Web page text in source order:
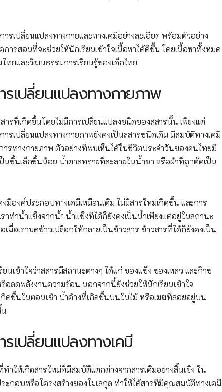
เปลี่ยนแปลงทางกายและทางเคมีอย่างละเอียด พร้อมตัวอย่าง
ารสอนที่จะช่วยให้นักเรียนเข้าใจเนื้อหาได้ดีขึ้น โดยเนื้อหาทั้งหมด
ทยและวัฒนธรรมการเรียนรู้ของเด็กไทย
เปลี่ยนแปลงทางกายภาพ
รที่เกิดขึ้นโดยไม่มีการเปลี่ยนแปลงชนิดของสสารนั้น เพียงแต่
รเปลี่ยนแปลงทางกายภาพยังคงเป็นสสารชนิดเดิม มีสมบัติทางเคมี
รทางกายภาพ ตัวอย่างที่พบเห็นได้ในชีวิตประจำวันของคนไทยมี
นชิ้นเล็กชิ้นน้อย น้ำตาลทรายที่ละลายในน้ำชา หรือผ้าที่ถูกตัดเป็น
องค์ประกอบทางเคมีเหมือนเดิม ไม่มีสารใหม่เกิดขึ้น และการ
ทำน้ำแข็งจากน้ำ น้ำแข็งที่ได้ก็ยังคงเป็นน้ำเพียงแต่อยู่ในสถานะ
มื่อเราบดข้าวเปลือกให้กลายเป็นข้าวสาร ข้าวสารที่ได้ก็ยังคงเป็น
เข้าใจว่าสสารมีสถานะต่างๆ ได้แก่ ของแข็ง ของเหลว และก๊าซ
อลดพลังงานความร้อน นอกจากนี้ยังช่วยให้นักเรียนเข้าใจ
ขึ้นในตอนเช้า น้ำค้างที่เกิดขึ้นบนใบไม้ หรือเมฆที่ลอยอยู่บน
น
เปลี่ยนแปลงทางเคมี
ำให้เกิดสารใหม่ที่มีสมบัติแตกต่างจากสารเดิมอย่างสิ้นเชิง ใน
ะกอบหรือโครงสร้างของโมเลกุล ทำให้ได้สารที่มีคุณสมบัติทางเคมี